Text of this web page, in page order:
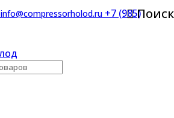
info@compressorholod.ru +7 (985)Поиск